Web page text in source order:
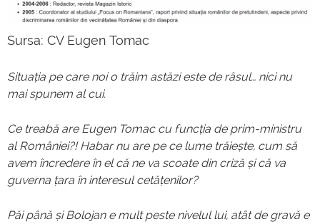
Sursa: CV Eugen Tomac
Situația pe care noi o trăim astăzi este de râsul… nici nu
mai spunem al cui.
Ce treabă are Eugen Tomac cu funcția de prim-ministru
al României?! Habar nu are pe ce lume trăiește, cum să
avem încredere în el că ne va scoate din criză și că va
guverna țara în interesul cetățenilor?
Păi până și Bolojan e mult peste nivelul lui, atât de gravă e